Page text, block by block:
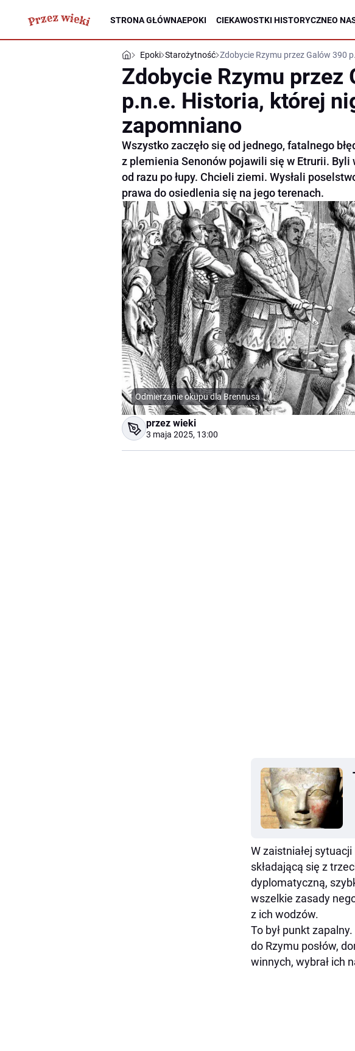
STRONA GŁÓWNAEPOKI CIEKAWOSTKI HISTORYCZNEO
Epoki Starożytność Zdobycie Rzymu przez Galów 390
Zdobycie Rzymu przez
p.n.e. Historia, której
zapomniano
Wszystko zaczęło się od jednego, fatalnego
z plemienia Senonów pojawili się w Etrurii.
od razu po łupy. Chcieli ziemi. Wysłali
prawa do osiedlenia się na jego terenach.
Odmierzanie okupu dla Brennusa
przez wieki
3 maja 2025, 13:00
W zaistniałej
składającą się z
dyplomatyczną,
wszelkie zasady
z ich wodzów.
To był punkt
do Rzymu posłów,
winnych, wybrał ich